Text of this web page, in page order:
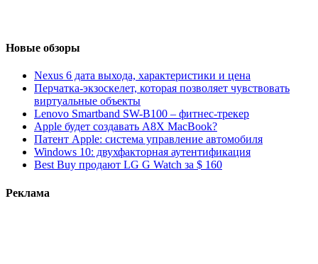
Новые обзоры
Nexus 6 дата выхода, характеристики и цена
Перчатка-экзоскелет, которая позволяет чувствовать
виртуальные объекты
Lenovo Smartband SW-B100 – фитнес-трекер
Apple будет создавать A8X MacBook?
Патент Apple: система управление автомобиля
Windows 10: двухфакторная аутентификация
Best Buy продают LG G Watch за $ 160
Реклама